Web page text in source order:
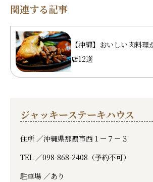
関連する記事
【沖縄】おいしい肉料
店12選
ジャッキーステーキハウス
住所 ／沖縄県那覇市西１－７－３
TEL ／098-868-2408（予約不可）
駐車場 ／あり